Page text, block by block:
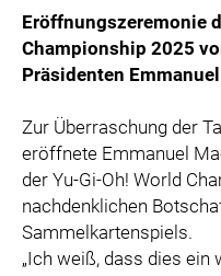
Eröffnungszeremonie
Championship 2025
Präsidenten
Zur Überraschung der
eröffnete Emmanuel
der Yu-Gi-Oh! World
nachdenklichen
Sammelkartenspiels.
„Ich weiß, dass dies ein